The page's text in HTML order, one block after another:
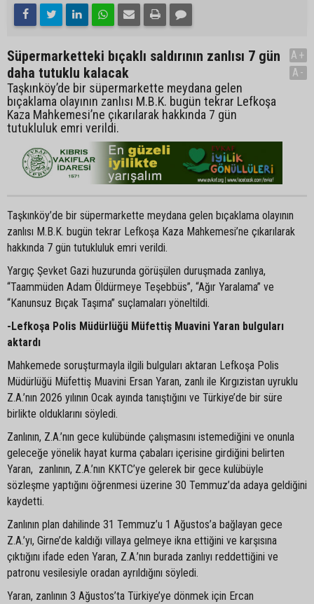
Süpermarketteki bıçaklı saldırının zanlısı 7 gün
daha tutuklu kalacak
Taşkınköy’de bir süpermarkette meydana gelen
bıçaklama olayının zanlısı M.B.K. bugün tekrar Lefkoşa
Kaza Mahkemesi’ne çıkarılarak hakkında 7 gün
tutukluluk emri verildi.
A+
A-
Taşkınköy’de bir süpermarkette meydana gelen bıçaklama olayının
zanlısı M.B.K. bugün tekrar Lefkoşa Kaza Mahkemesi’ne çıkarılarak
hakkında 7 gün tutukluluk emri verildi.
Yargıç Şevket Gazi huzurunda görüşülen duruşmada zanlıya,
“Taammüden Adam Öldürmeye Teşebbüs”, “Ağır Yaralama” ve
“Kanunsuz Bıçak Taşıma” suçlamaları yöneltildi.
-Lefkoşa Polis Müdürlüğü Müfettiş Muavini Yaran bulguları
aktardı
Mahkemede soruşturmayla ilgili bulguları aktaran Lefkoşa Polis
Müdürlüğü Müfettiş Muavini Ersan Yaran, zanlı ile Kırgızistan uyruklu
Z.A.’nın 2026 yılının Ocak ayında tanıştığını ve Türkiye’de bir süre
birlikte olduklarını söyledi.
Zanlının, Z.A.’nın gece kulübünde çalışmasını istemediğini ve onunla
geleceğe yönelik hayat kurma çabaları içerisine girdiğini belirten
Yaran, zanlının, Z.A.’nın KKTC’ye gelerek bir gece kulübüyle
sözleşme yaptığını öğrenmesi üzerine 30 Temmuz’da adaya geldiğini
kaydetti.
Zanlının plan dahilinde 31 Temmuz’u 1 Ağustos’a bağlayan gece
Z.A.’yı, Girne’de kaldığı villaya gelmeye ikna ettiğini ve karşısına
çıktığını ifade eden Yaran, Z.A.’nın burada zanlıyı reddettiğini ve
patronu vesilesiyle oradan ayrıldığını söyledi.
Yaran, zanlının 3 Ağustos’ta Türkiye’ye dönmek için Ercan